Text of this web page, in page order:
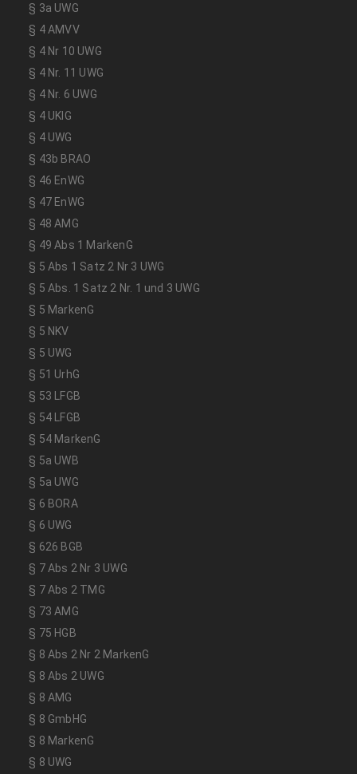
§ 3a UWG
§ 4 AMVV
§ 4 Nr 10 UWG
§ 4 Nr. 11 UWG
§ 4 Nr. 6 UWG
§ 4 UKlG
§ 4 UWG
§ 43b BRAO
§ 46 EnWG
§ 47 EnWG
§ 48 AMG
§ 49 Abs 1 MarkenG
§ 5 Abs 1 Satz 2 Nr 3 UWG
§ 5 Abs. 1 Satz 2 Nr. 1 und 3 UWG
§ 5 MarkenG
§ 5 NKV
§ 5 UWG
§ 51 UrhG
§ 53 LFGB
§ 54 LFGB
§ 54 MarkenG
§ 5a UWB
§ 5a UWG
§ 6 BORA
§ 6 UWG
§ 626 BGB
§ 7 Abs 2 Nr 3 UWG
§ 7 Abs 2 TMG
§ 73 AMG
§ 75 HGB
§ 8 Abs 2 Nr 2 MarkenG
§ 8 Abs 2 UWG
§ 8 AMG
§ 8 GmbHG
§ 8 MarkenG
§ 8 UWG